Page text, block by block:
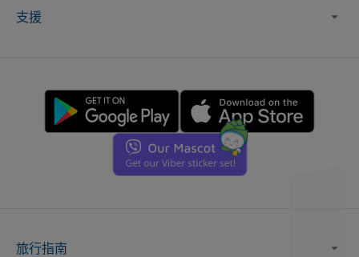
支援
旅行指南